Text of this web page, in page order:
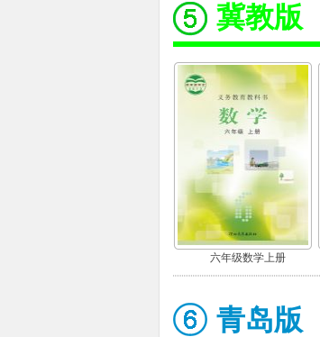
冀教版
六年级数学上册
青岛版